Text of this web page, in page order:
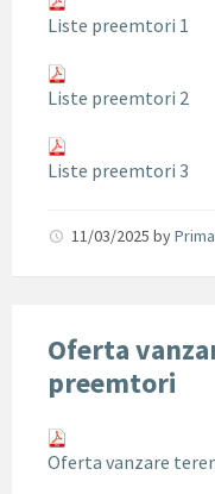
Liste preemtori 1
Liste preemtori 2
Liste preemtori 3
11/03/2025 by
Oferta
preemtori
Oferta vanzare